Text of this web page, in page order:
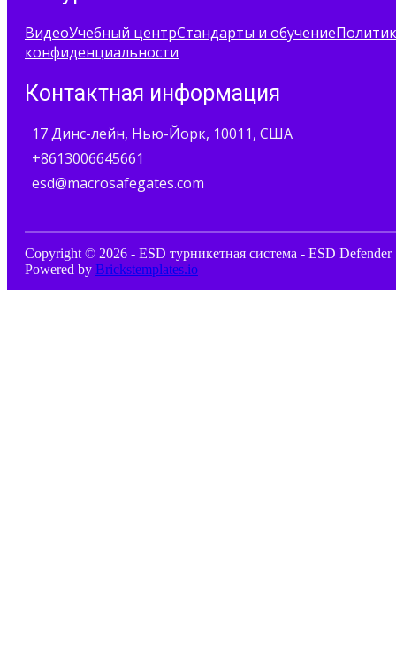
ВидеоУчебный центрСтандарты и обучение
конфиденциальности
Контактная информация
17 Динс-лейн, Нью-Йорк, 10011, США
+8613006645661
esd@macrosafegates.com
Copyright © 2026 - ESD турникетная система - ESD Defender
Powered by Brickstemplates.io